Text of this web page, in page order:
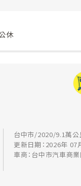
休
台中市/2020/9.1萬公
更新日期：2026年 07
車商：台中市汽車商